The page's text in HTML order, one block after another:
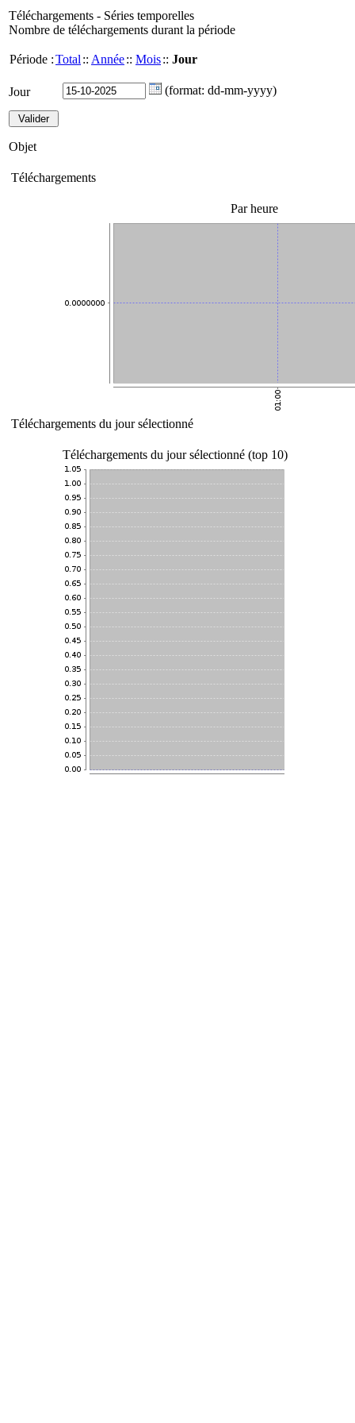
Téléchargements - Séries temporelles
Nombre de téléchargements durant la période
Période :Total :: Année:: Mois:: Jour
Jour (format: dd-mm-yyyy)
Objet
Téléchargements
Par heure
Téléchargements du jour sélectionné
Téléchargements du jour sélectionné (top 10)